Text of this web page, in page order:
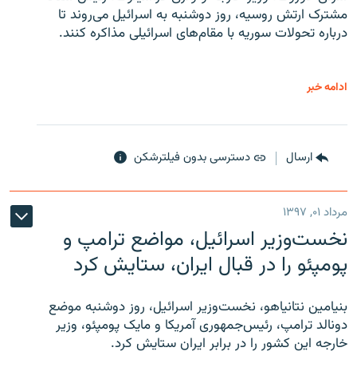
مشترک ارتش روسیه، روز دوشنبه به اسرائیل می‌روند تا
درباره تحولات سوریه با مقام‌های اسرائیلی مذاکره کنند.
ادامه خبر
ارسال دسترسی بدون فیلترشکن
مرداد ۰۱, ۱۳۹۷
نخست‌وزیر اسرائیل، مواضع ترامپ و
پومپئو را در قبال ایران، ستایش کرد
بنیامین نتانیاهو، نخست‌وزیر اسرائیل، روز دوشنبه موضع
دونالد ترامپ، رئیس‌جمهوری آمریکا و مایک پومپئو، وزیر
خارجه این کشور را در برابر ایران ستایش کرد.